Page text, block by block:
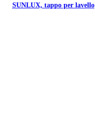
SUNLUX, tappo per lavello